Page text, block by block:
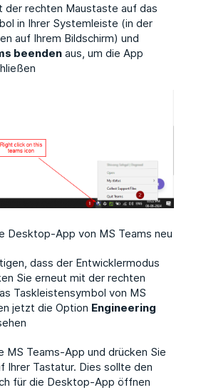
der rechten Maustaste auf das
in Ihrer Systemleiste (in der
auf Ihrem Bildschirm) und
beendenaus, um die App
Desktop-App von MS Teams neu
dass der Entwicklermodus
Sie erneut mit der rechten
Taskleistensymbol von MS
jetzt die Option Engineering
MS Teams-App und drücken Sie
Ihrer Tastatur. Dies sollte den
für die Desktop-App öffnen